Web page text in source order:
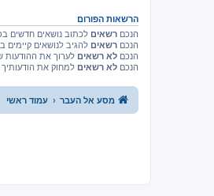
הרשאות הפורום
הנכם רשאים לכתוב נושאים חדשים
הנכם רשאים להגיב לנושאים קיימים
הנכם לא רשאים לערוך את ההודעות
הנכם לא רשאים למחוק את הודעותיך
מסע אל העבר עמוד ראשי